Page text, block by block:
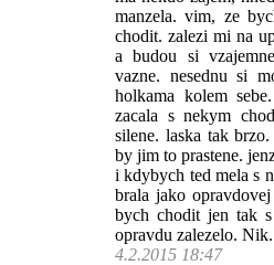
manzela. vim, ze
chodit. zalezi mi na
a budou si
vazne. nesednu si
holkama kolem
zacala s nekym
silene. laska tak
by jim to prastene.
i kdybych ted mela s
brala jako
bych chodit jen tak
opravdu zalezelo. Nik.
4.2.2015 18:47